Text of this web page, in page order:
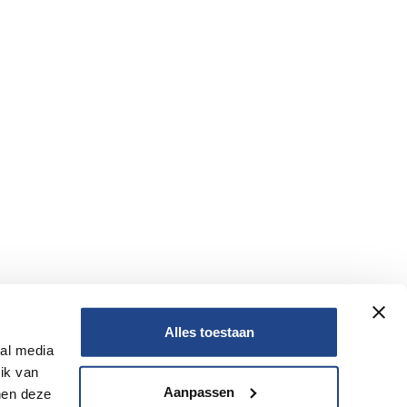
media
van
deze
Alles toestaan
Aanpassen
Nee
Nee